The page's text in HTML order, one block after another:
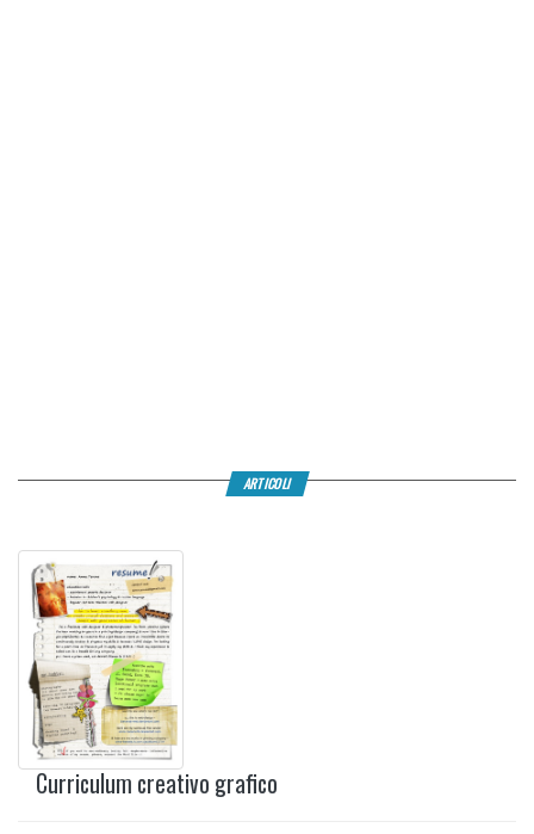
ARTICOLI
Curriculum creativo grafico